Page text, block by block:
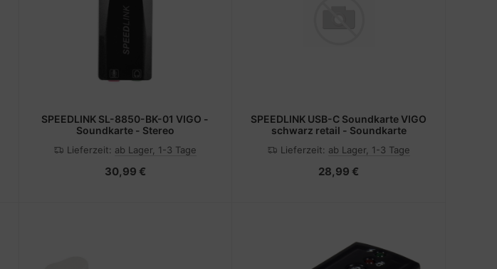
SPEEDLINK SL-8850-BK-01 VIGO -
Soundkarte - Stereo
Lieferzeit: ab Lager, 1-3 Tage
30,99 €
SPEEDLINK USB-C Soundkarte VIGO
schwarz retail - Soundkarte
Lieferzeit: ab Lager, 1-3 Tage
28,99 €